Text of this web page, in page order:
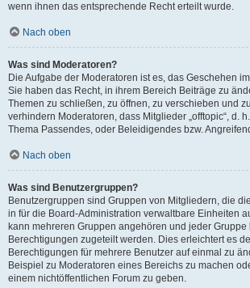
wenn ihnen das entsprechende Recht erteilt wurde.
Nach oben
Was sind Moderatoren?
Die Aufgabe der Moderatoren ist es, das Geschehen
Sie haben das Recht, in ihrem Bereich Beiträge zu
Themen zu schließen, zu öffnen, zu verschieben und
verhindern Moderatoren, dass Mitglieder „offtopic“, d.
Thema Passendes, oder Beleidigendes bzw.
Nach oben
Was sind Benutzergruppen?
Benutzergruppen sind Gruppen von Mitgliedern, die
in für die Board-Administration verwaltbare Einheiten
kann mehreren Gruppen angehören und jeder Gruppe
Berechtigungen zugeteilt werden. Dies erleichtert es
Berechtigungen für mehrere Benutzer auf einmal zu
Beispiel zu Moderatoren eines Bereichs zu machen
einem nichtöffentlichen Forum zu geben.